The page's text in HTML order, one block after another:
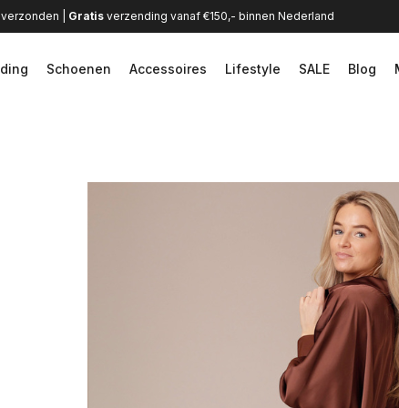
| Gratisverzending vanaf €150,- binnen Nederland
Schoenen Accessoires Lifestyle SALE Blog